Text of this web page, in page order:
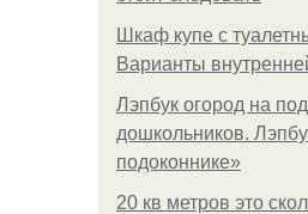
Шкаф купе с
Варианты
Лэпбук огород на
дошкольников.
подоконнике»
20 кв метров это